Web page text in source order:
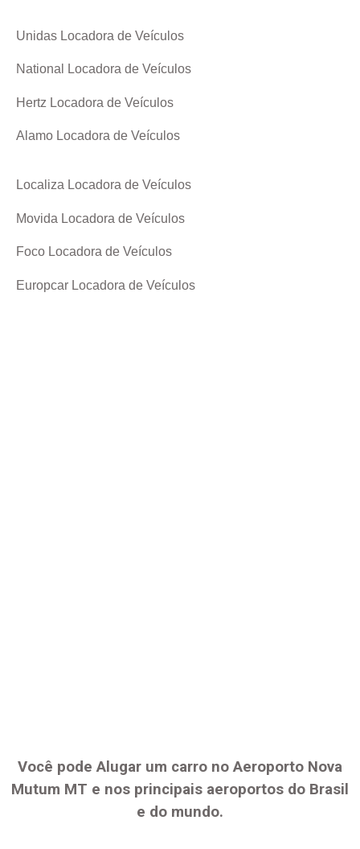
Unidas Locadora de Veículos
National Locadora de Veículos
Hertz Locadora de Veículos
Alamo Locadora de Veículos
Localiza Locadora de Veículos
Movida Locadora de Veículos
Foco Locadora de Veículos
Europcar Locadora de Veículos
Você pode Alugar um carro no Aeroporto Nova
Mutum MT e nos principais aeroportos do Brasil
e do mundo.